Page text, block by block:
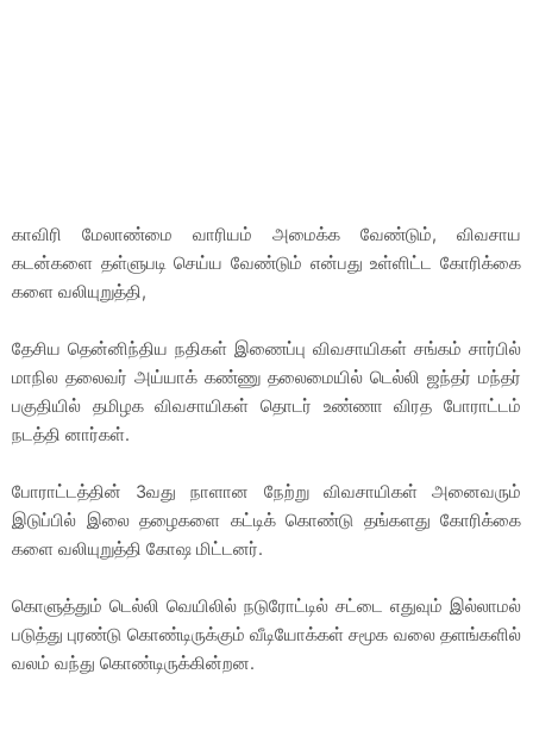
காவிரி மேலாண்மை வாரியம் அமைக்க வேண்டும், விவசாய
கடன்களை தள்ளுபடி செய்ய வேண்டும் என்பது உள்ளிட்ட கோரிக்கை
களை வலியுறுத்தி,
தேசிய தென்னிந்திய நதிகள் இணைப்பு விவசாயிகள் சங்கம் சார்பில்
மாநில தலைவர் அய்யாக் கண்ணு தலைமையில் டெல்லி ஜந்தர் மந்தர்
பகுதியில் தமிழக விவசாயிகள் தொடர் உண்ணா விரத போராட்டம்
நடத்தி னார்கள்.
போராட்டத்தின் 3வது நாளான நேற்று விவசாயிகள் அனைவரும்
இடுப்பில் இலை தழைகளை கட்டிக் கொண்டு தங்களது கோரிக்கை
களை வலியுறுத்தி கோஷ மிட்டனர்.
கொளுத்தும் டெல்லி வெயிலில் நடுரோட்டில் சட்டை எதுவும் இல்லாமல்
படுத்து புரண்டு கொண்டிருக்கும் வீடியோக்கள் சமூக வலை தளங்களில்
வலம் வந்து கொண்டிருக்கின்றன.